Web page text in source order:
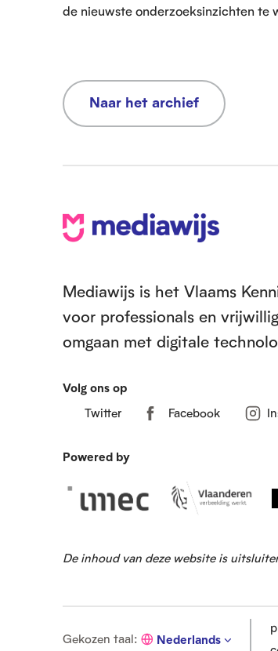
de nieuwste onderzoeksinzichten te
Naar het archief
V
e
t
Mediawijs is het Vlaams
voor professionals en
omgaan met digitale
Volg ons op
Twitter
Facebook
Powered by
De inhoud van deze website is
Gekozen taal:
G
Nederlands